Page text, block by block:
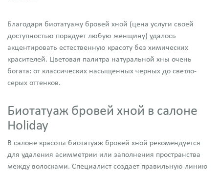
Благодаря биотатуажу бровей хной (цена услуги своей
доступностью порадует любую женщину) удалось
акцентировать естественную красоту без химических
красителей. Цветовая палитра натуральной хны очень
богата: от классических насыщенных черных до светло-
серых оттенков.
Биотатуаж бровей хной в салоне
Holiday
В салоне красоты биотатуаж бровей хной рекомендуется
для удаления асимметрии или заполнения пространства
между волосками. Специалист создает правильную линию